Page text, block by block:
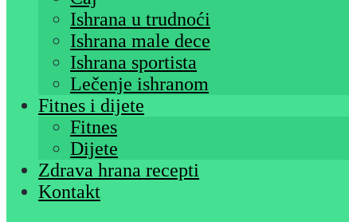
Ishrana u trudnoći
Ishrana male dece
Ishrana sportista
Lečenje ishranom
Fitnes i dijete
Fitnes
Dijete
Zdrava hrana recepti
Kontakt